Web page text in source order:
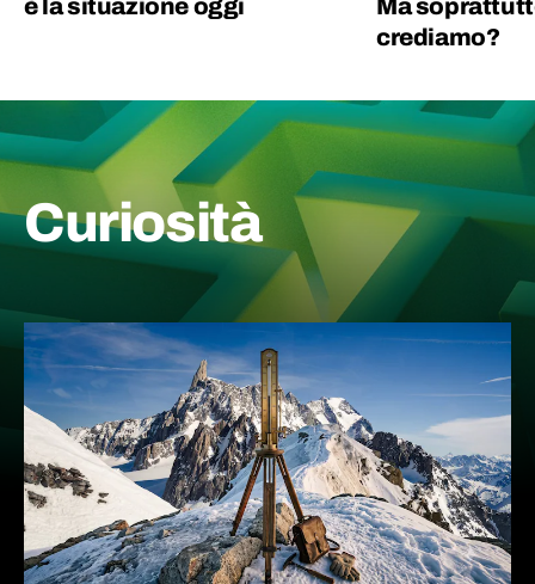
è la situazione oggi
Ma
crediamo?
Curiosità